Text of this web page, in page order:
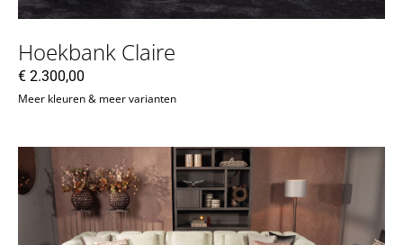
Hoekbank Claire
€ 2.300,00
Meer kleuren & meer varianten